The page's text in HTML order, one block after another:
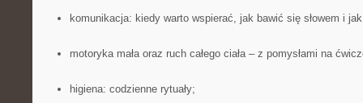
komunikacja: kiedy warto wspierać, jak bawić się słowem i
motoryka mała oraz ruch całego ciała – z pomysłami na
higiena: codzienne rytuały;